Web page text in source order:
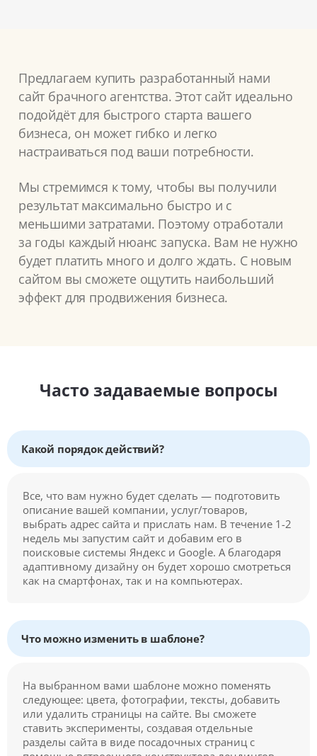
Предлагаем купить разработанный нами
сайт брачного агентства. Этот сайт идеально
подойдёт для быстрого старта вашего
бизнеса, он может гибко и легко
настраиваться под ваши потребности.
Мы стремимся к тому, чтобы вы получили
результат максимально быстро и с
меньшими затратами. Поэтому отработали
за годы каждый нюанс запуска. Вам не нужно
будет платить много и долго ждать. С новым
сайтом вы сможете ощутить наибольший
эффект для продвижения бизнеса.
Часто задаваемые вопросы
Какой порядок действий?
Все, что вам нужно будет сделать — подготовить
описание вашей компании, услуг/товаров,
выбрать адрес сайта и прислать нам. В течение 1-2
недель мы запустим сайт и добавим его в
поисковые системы Яндекс и Google. А благодаря
адаптивному дизайну он будет хорошо смотреться
как на смартфонах, так и на компьютерах.
Что можно изменить в шаблоне?
На выбранном вами шаблоне можно поменять
следующее: цвета, фотографии, тексты, добавить
или удалить страницы на сайте. Вы сможете
ставить эксперименты, создавая отдельные
разделы сайта в виде посадочных страниц с